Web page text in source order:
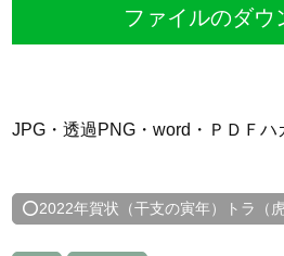
ファイルのダウ
JPG・透過PNG・word・ＰＤＦハ
⭕2022年賀状（干支の寅年）トラ（